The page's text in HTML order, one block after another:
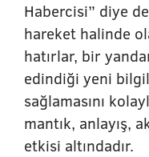
Habercisi” diye
hareket halinde
hatırlar, bir
edindiği yeni
sağlamasını
mantık, anlayış,
etkisi altındadır.